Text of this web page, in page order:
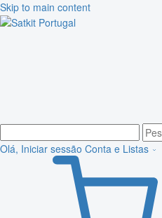
Skip to main content
Olá, Iniciar sessão Conta e Listas